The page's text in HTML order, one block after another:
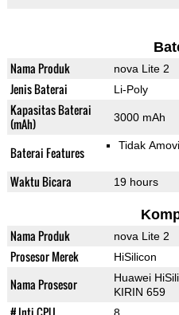
Nama Produk nova Lite 2
Jenis Baterai Li-Poly
Kapasitas Baterai
(mAh)
3000 mAh
Baterai Features Tidak
Waktu Bicara 19 hours
Nama Produk nova Lite 2
Prosesor Merek HiSilicon
Nama Prosesor
Huawei
KIRIN 659